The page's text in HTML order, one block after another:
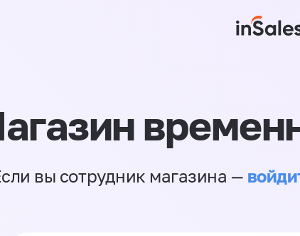
вы сотрудник магазина —